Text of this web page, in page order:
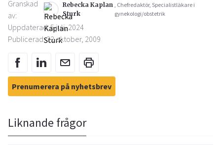
Granskad
av:
Rebecka Kaplan
Sturk
, Chefredaktör, Specialistläkare i
gynekologi/obstetrik
Uppdaterad: 5 juli, 2024
Publicerad: 22 oktober, 2009
Prenumerera på nyhetsbrev
Liknande frågor